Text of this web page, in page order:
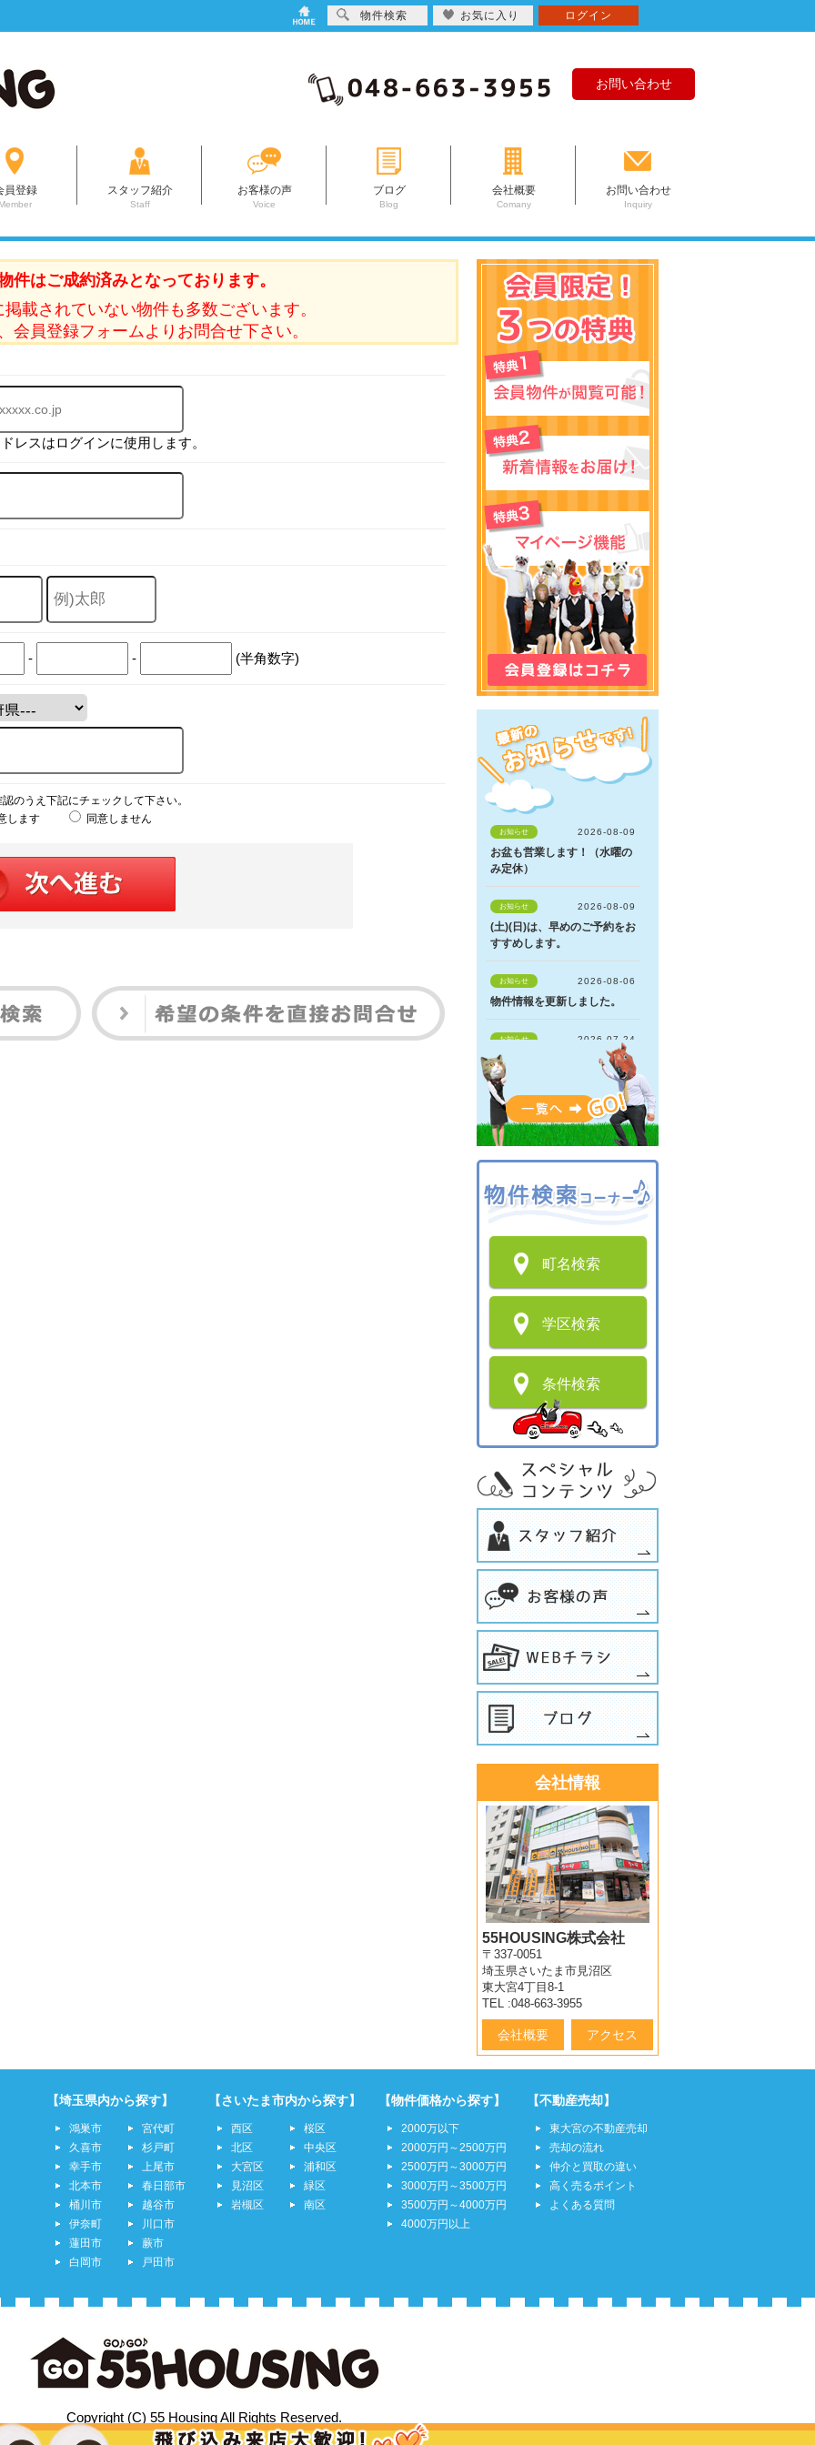
お問い合わせ
員登録 スタッフ紹介
Staff
お客様の声
Voice
ブログ
Blog
会社概要
Comany
お問い合わせ
Inquiry
件はご成約済みとなっております。
載されていない物件も多数ございます。
会員登録フォームよりお問合せ下さい。
レスはログインに使用します。
- - (半角数字)
のうえ下記にチェックして下さい。
します
同意しません
町名検索
学区検索
条件検索
会社情報
55HOUSING株式会社
〒337-0051
埼玉県さいたま市見沼区
東大宮4丁目8-1
TEL :048-663-3955
会社概要 アクセス
【埼玉県内から探す】
鴻巣市
久喜市
幸手市
北本市
桶川市
伊奈町
蓮田市
白岡市
宮代町
杉戸町
上尾市
春日部市
越谷市
川口市
蕨市
戸田市
【さいたま市内から探す】
西区
北区
大宮区
見沼区
岩槻区
桜区
中央区
浦和区
緑区
南区
【物件価格から探す】
2000万以下
2000万円～2500万円
2500万円～3000万円
3000万円～3500万円
3500万円～4000万円
4000万円以上
【不動産売却】
東大宮の不動産売却
売却の流れ
仲介と買取の違い
高く売るポイント
よくある質問
Copyright (C) 55 Housing All Rights Reserved.
物件検索 お気に入り ログイン